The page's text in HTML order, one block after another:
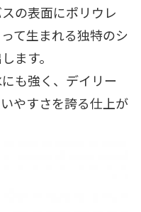
の表面にポリウレ
て生まれる独特のシ
ます。
も強く、デイリー
やすさを誇る仕上が